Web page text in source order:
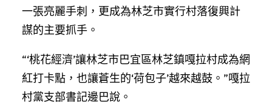
一張亮麗手刺，更成為林芝市實行村落復興計
謀的主要抓手。
“‘桃花經濟’讓林芝市巴宜區林芝鎮嘎拉村成為網
紅打卡點，也讓蒼生的‘荷包子’越來越鼓。”嘎拉
村黨支部書記邊巴說。